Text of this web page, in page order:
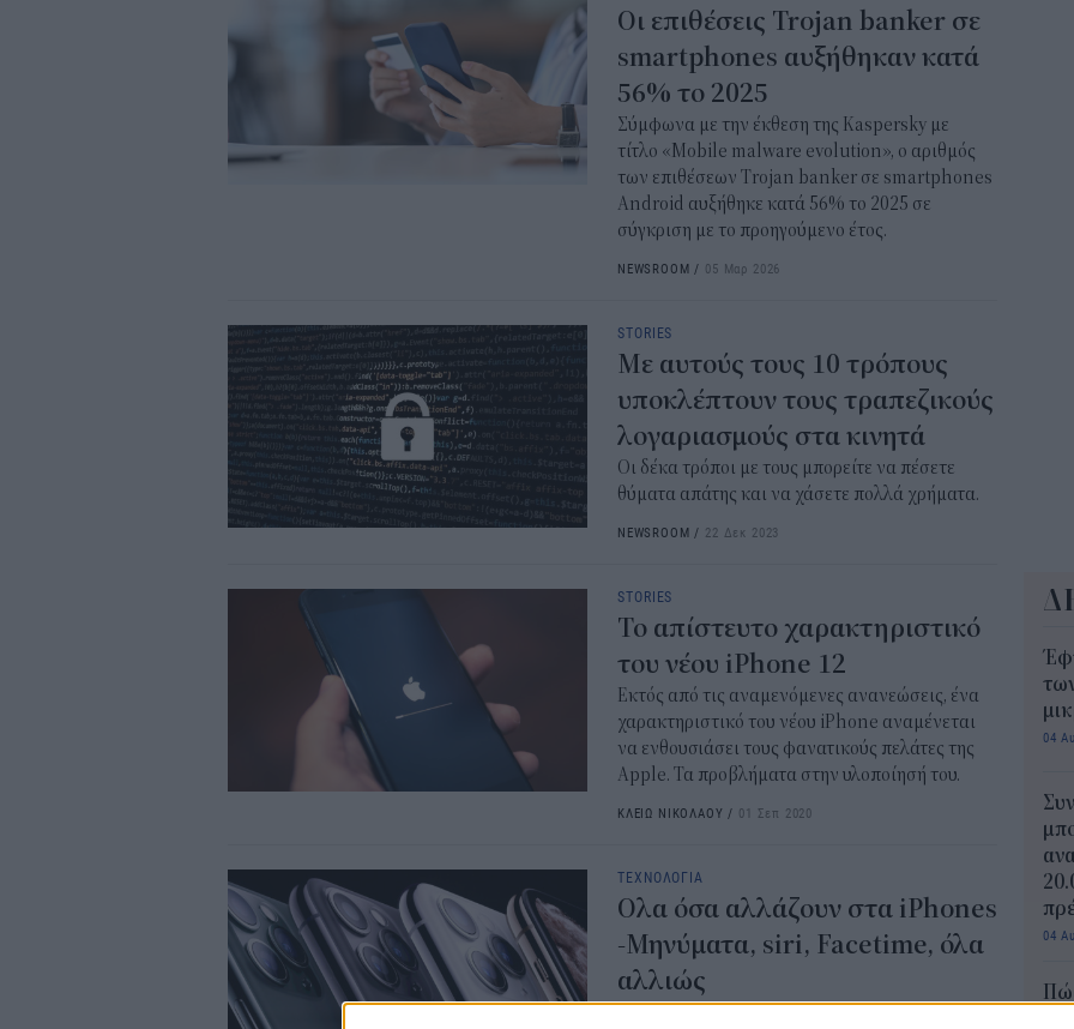
Οι επιθέσεις Trojan banker σε
smartphones αυξήθηκαν κατά
56% το 2025
Σύμφωνα με την έκθεση της Kaspersky με
τίτλο «Mobile malware evolution», ο αριθμός
των επιθέσεων Trojan banker σε smartphones
Android αυξήθηκε κατά 56% το 2025 σε
σύγκριση με το προηγούμενο έτος.
NEWSROOM / 05 Μαρ 2026
STORIES
Με αυτούς τους 10 τρόπους
υποκλέπτουν τους τραπεζικούς
λογαριασμούς στα κινητά
Οι δέκα τρόποι με τους μπορείτε να πέσετε
θύματα απάτης και να χάσετε πολλά χρήματα.
NEWSROOM / 22 Δεκ 2023
STORIES
Το απίστευτο χαρακτηριστικό
του νέου iPhone 12
Εκτός από τις αναμενόμενες ανανεώσεις, ένα
χαρακτηριστικό του νέου iPhone αναμένεται
να ενθουσιάσει τους φανατικούς πελάτες της
Apple. Τα προβλήματα στην υλοποίησή του.
ΚΛΕΙΩ ΝΙΚΟΛΑΟΥ / 01 Σεπ 2020
ΤΕΧΝΟΛΟΓΙΑ
Ολα όσα αλλάζουν στα iPhones
-Μηνύματα, siri, Facetime, όλα
αλλιώς
Η Apple παρουσίασε τη Δευτέρα την τελευταία
04
04